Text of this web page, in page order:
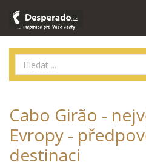
Cabo Girão -
Evropy -
destinaci